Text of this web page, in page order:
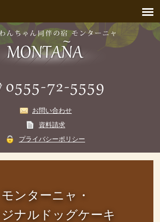
お問い合わせ
資料請求
プライバシーポリシー
モンターニャ・
ナルドッグケーキ